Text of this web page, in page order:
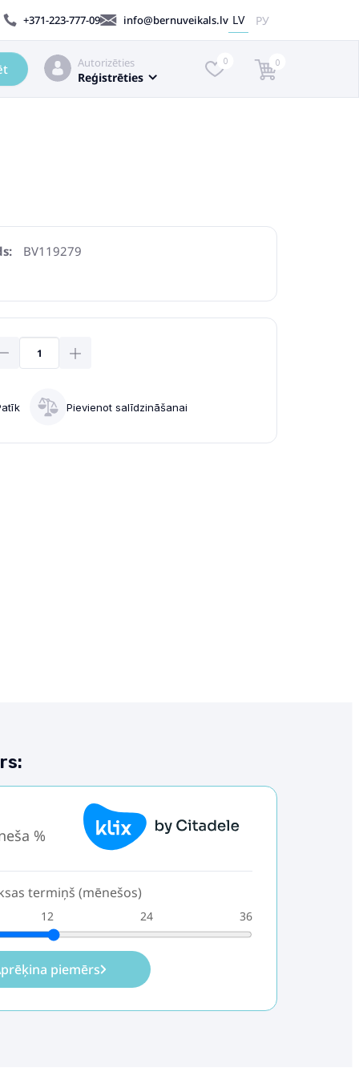
+371-223-777-09 info@bernuveikals.lv LV РУ
Autorizēties
Reģistrēties
0 0
BV119279
Pievienot salīdzināšanai
%
termiņš (mēnešos)
12 24 36
piemērs